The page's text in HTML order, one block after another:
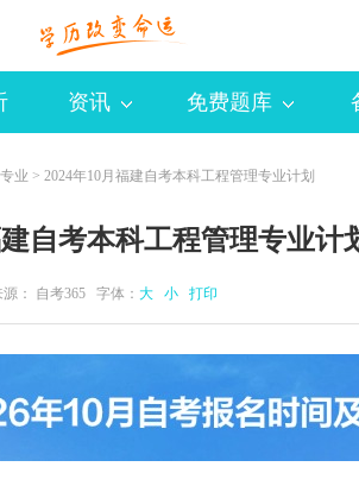
资讯 免费题库
业 > 2024年10月福建自考本科工程管理专业计划
自考本科工程管理专业计
： 自考365 字体： 大 小 打印